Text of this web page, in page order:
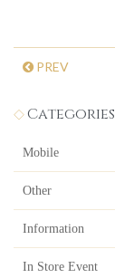
PREV
Categories
Mobile
Other
Information
In Store Event